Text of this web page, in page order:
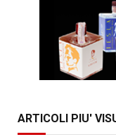
ARTICOLI PIU'